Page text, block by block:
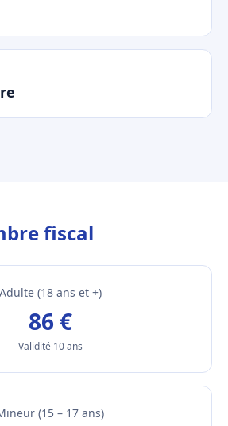
fiscal
Adulte (18 ans et +)
86 €
Validité 10 ans
(15 – 17 ans)